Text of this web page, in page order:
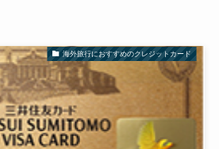
海外旅行におすすめのクレジットカード